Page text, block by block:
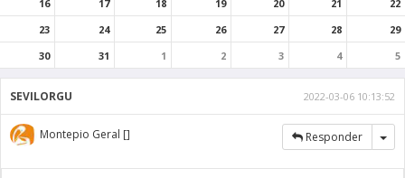
16
17 18 19 20 21
22
23
24 25 26 27 28
29
30
31 1 2 3 4 5
SEVILORGU 2022-03-06 10:13:52
Montepio Geral [] Responder